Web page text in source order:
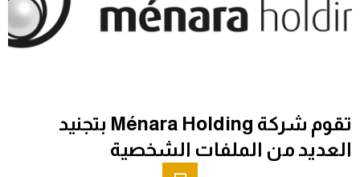
تقوم شركة Ménara Holding بتجنيد
العديد من الملفات الشخصية